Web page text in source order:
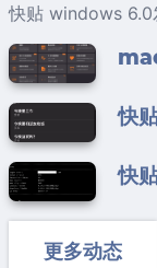
快贴 windows 6.0
快
快
更多动态